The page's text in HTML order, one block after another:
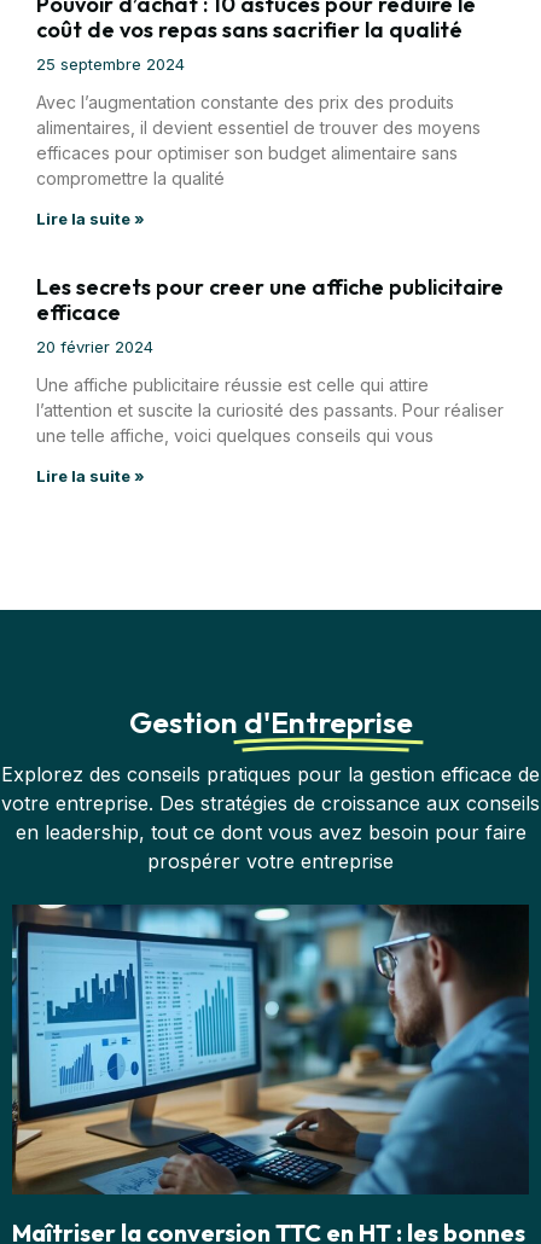
coût de vos repas sans sacrifier la qualité
25 septembre 2024
Avec l’augmentation constante des prix des produits
alimentaires, il devient essentiel de trouver des moyens
efficaces pour optimiser son budget alimentaire sans
compromettre la qualité
Lire la suite »
Les secrets pour creer une affiche publicitaire
efficace
20 février 2024
Une affiche publicitaire réussie est celle qui attire
l’attention et suscite la curiosité des passants. Pour réaliser
une telle affiche, voici quelques conseils qui vous
Lire la suite »
Gestion d'Entreprise
Explorez des conseils pratiques pour la gestion efficace de
votre entreprise. Des stratégies de croissance aux conseils
en leadership, tout ce dont vous avez besoin pour faire
prospérer votre entreprise
Maîtriser la conversion TTC en HT : les bonnes